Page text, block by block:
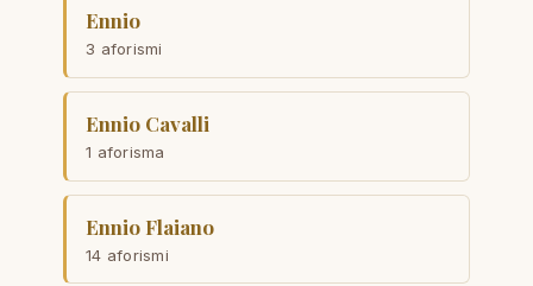
Ennio
3 aforismi
Ennio Cavalli
1 aforisma
Ennio Flaiano
14 aforismi